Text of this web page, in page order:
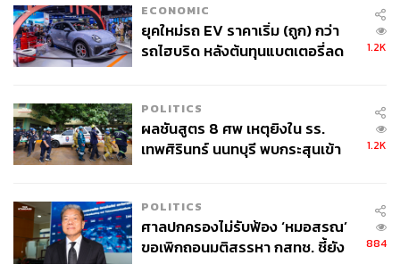
อ้างอิง:
https://asianwiki.com/Chimera_(Korean_Drama)
https://namu.wiki/w/%ED%82%A4%EB%A7%88%E
D%BC%EB%A7%88)
https://www.soompi.com/article/1339110wpp/product
ion-company-of-upcoming-drama-responds-to-allega
ECONOMIC
ยุคใหม่รถ EV ราคาเริ่ม (ถูก) กว่า
รถไฮบริด หลังต้นทุนแบตเตอรี่ลด
1.2K
POLITICS
ผลชันสูตร 8 ศพ เหตุยิงใน รร.
เทพศิรินทร์ นนทบุรี พบกระสุนเข้า
1.2K
POLITICS
ศาลปกครองไม่รับฟ้อง ‘หมอสรณ’
ขอเพิกถอนมติสรรหา กสทช. ชี้ยัง
884